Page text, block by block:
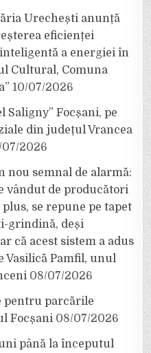
Urechești anunță
eficienței
a energiei în
Cultural, Comuna
10/07/2026
Saligny” Focșani, pe
din județul Vrancea
2026
semnal de alarmă:
vândut de producători
se repune pe tapet
grindină, deși
că acest sistem a adus
Vasilică Pamfil, unul
08/07/2026
pentru parcările
Focșani 08/07/2026
până la începutul